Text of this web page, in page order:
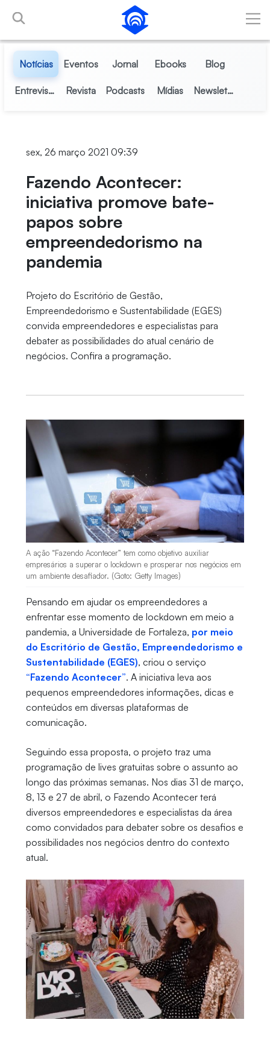
Pular para o Conteúdo principal
Notícias Eventos Jornal Ebooks Blog
Entrevistas Revista Podcasts Mídias Newsletter
sex, 26 março 2021 09:39
Fazendo Acontecer:
iniciativa promove bate-
papos sobre
empreendedorismo na
pandemia
Projeto do Escritório de Gestão,
Empreendedorismo e Sustentabilidade (EGES)
convida empreendedores e especialistas para
debater as possibilidades do atual cenário de
negócios. Confira a programação.
A ação “Fazendo Acontecer” tem como objetivo auxiliar
empresários a superar o lockdown e prosperar nos negócios em
um ambiente desafiador. (Goto: Getty Images)
Pensando em ajudar os empreendedores a
enfrentar esse momento de lockdown em meio a
pandemia, a Universidade de Fortaleza, por meio
do Escritório de Gestão, Empreendedorismo e
Sustentabilidade (EGES), criou o serviço
“Fazendo Acontecer”. A iniciativa leva aos
pequenos empreendedores informações, dicas e
conteúdos em diversas plataformas de
comunicação.
Seguindo essa proposta, o projeto traz uma
programação de lives gratuitas sobre o assunto ao
longo das próximas semanas. Nos dias 31 de março,
8, 13 e 27 de abril, o Fazendo Acontecer terá
diversos empreendedores e especialistas da área
como convidados para debater sobre os desafios e
possibilidades nos negócios dentro do contexto
atual.